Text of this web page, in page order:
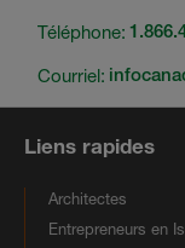
Téléphone:
Courriel:
Liens rapides
Architectes
Entrepreneurs en